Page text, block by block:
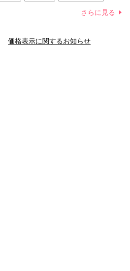
関係
新津春子 どか食い
さらに見る
価格表示に関するお知らせ